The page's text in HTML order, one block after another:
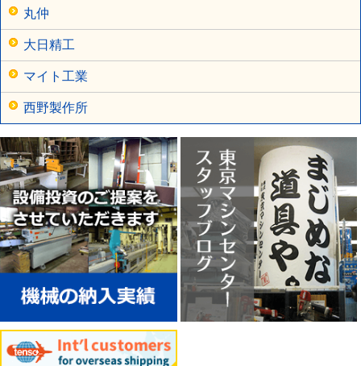
丸仲
大日精工
マイト工業
西野製作所